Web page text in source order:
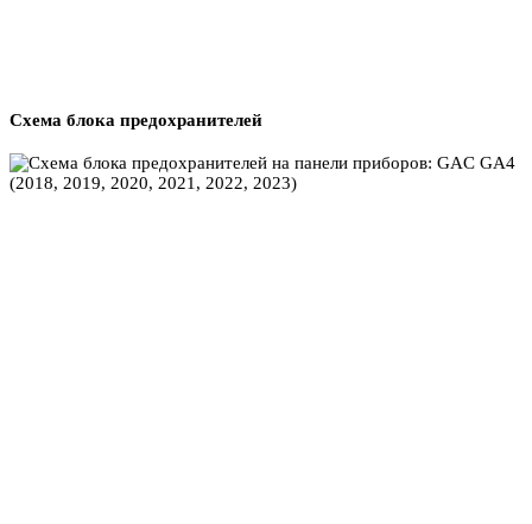
Схема блока предохранителей